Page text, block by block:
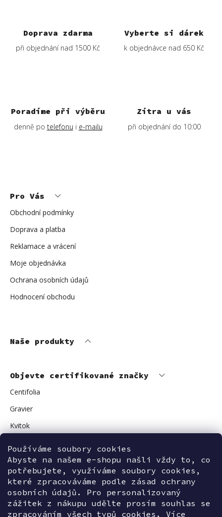
Používáme soubory cookies
Abyste na našem e-shopu našli vždy to, co
potřebujete, využíváme soubory cookies,
které zpracováváme podle zásad ochrany
osobních údajů. Pro personalizovaný
zážitek z nákupu udělte prosím souhlas se
zpracováním všech typů cookies. Více
Doprava zdarma
při objednání nad 1500 Kč
Vyberte si dárek
k objednávce nad 650 Kč
Poradíme při výběru
denně po telefonu i e-mailu
Zítra u vás
při objednání do 10:00
Pro Vás
Obchodní podmínky
Doprava a platba
Reklamace a vrácení
Moje objednávka
Ochrana osobních údajů
Hodnocení obchodu
Naše produkty
Objevte certifikované značky
Centifolia
Gravier
Kvitok
Avant Skincare
Sonnentor